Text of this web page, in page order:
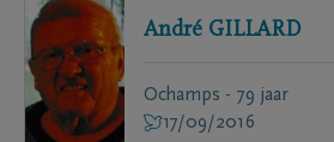
André GILLARD
Ochamps - 79 jaar
17/09/2016